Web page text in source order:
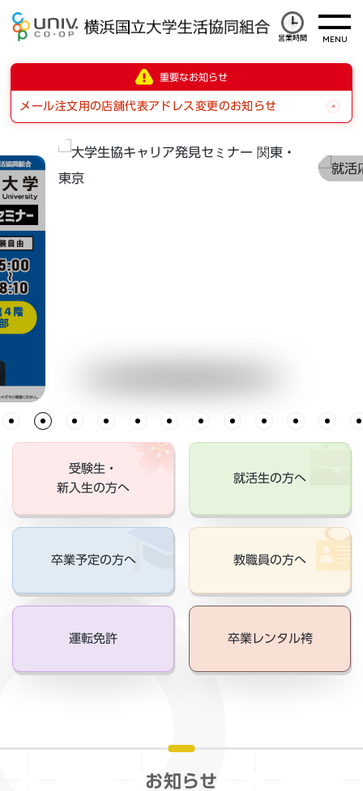
営業時間
重要なお知らせ
メール注文用の店舗代表アドレス変更のお知らせ
受験生・
新入生の方へ
就活生の方へ
卒業予定の方へ 教職員の方へ
運転免許 卒業レンタル袴
お知らせ